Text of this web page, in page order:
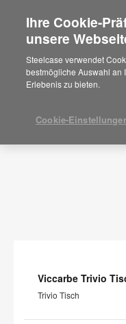
Are
Would
your
Americas
Español
Dokumente
Trivio Tisch
Ihre Cookie-
unsere
Steelcase verwendet
bestmögliche Auswahl an
Erlebenis zu bieten.
Cookie-